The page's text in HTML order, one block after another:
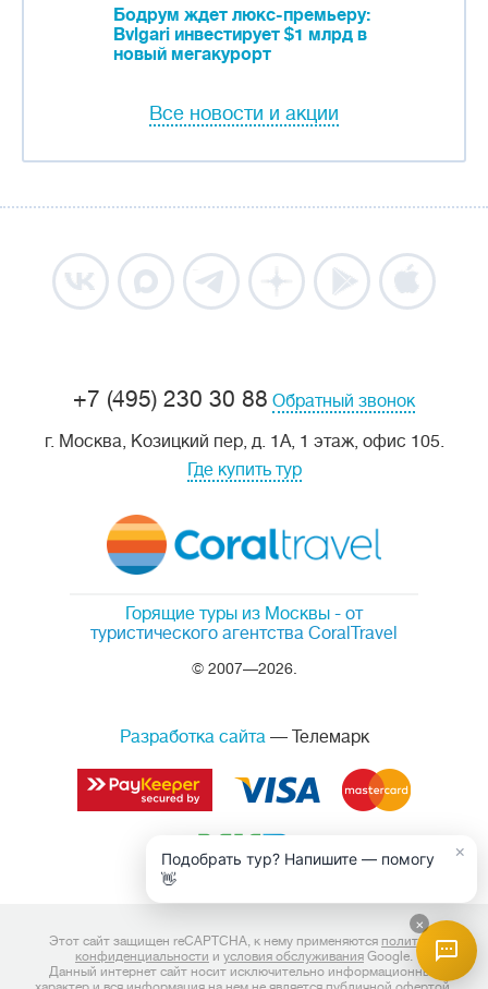
Бодрум ждет люкс-премьеру:
Bvlgari инвестирует $1 млрд в
новый мегакурорт
Все новости и акции
Горящие туры из Москвы - от
туристического агентства CoralTravel
© 2007—2026.
+7 (495) 230 30 88 Обратный звонок
г. Москва, Козицкий пер, д. 1А, 1 этаж, офис 105.
Где купить тур
Разработка сайта— Телемарк
Этот сайт защищен reCAPTCHA, к нему применяются политика
конфиденциальности и условия обслуживания Google.
Данный интернет сайт носит исключительно информационный
×
Подобрать тур? Напишите — помогу
👋
×